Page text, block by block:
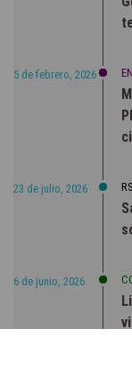
5 de febrero, 2026
23 de julio, 2026
6 de junio, 2026